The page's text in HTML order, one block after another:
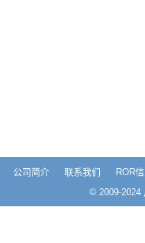
公司简介 联系我们 ROR
© 2009-2024